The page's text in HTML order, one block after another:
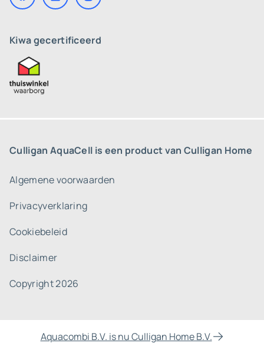
Kiwa gecertificeerd
Culligan AquaCell is een product van Culligan Home
Algemene voorwaarden
Privacyverklaring
Cookiebeleid
Disclaimer
Copyright 2026
Aquacombi B.V. is nu Culligan Home B.V.